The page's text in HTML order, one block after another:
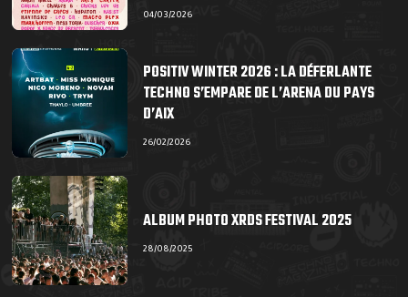
04/03/2026
POSITIV WINTER 2026 : LA DÉFERLANTE
TECHNO S’EMPARE DE L’ARENA DU PAYS
D’AIX
26/02/2026
ALBUM PHOTO XRDS FESTIVAL 2025
28/08/2025